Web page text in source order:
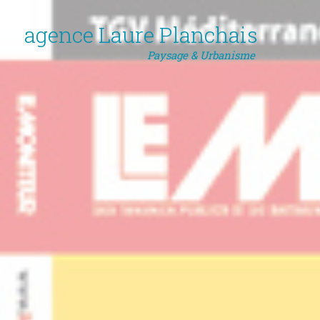
agence Laure Planchais
Paysage & Urbanisme